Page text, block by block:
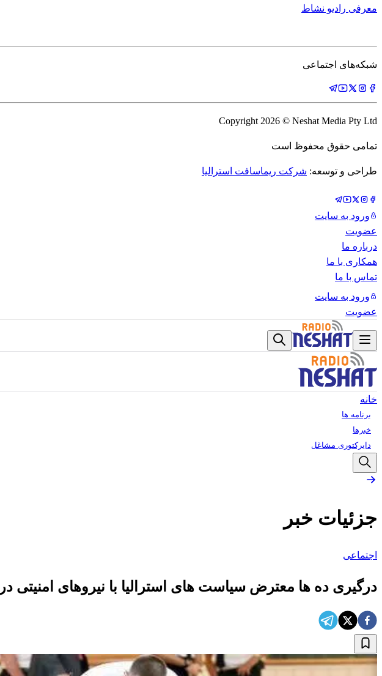
معرفی رادیو نشاط
شبکه‌های اجتماعی
Copyright 2026 © Neshat Media Pty Ltd
تمامی حقوق محفوظ است
طراحی و توسعه: شرکت ریماسافت استرالیا
ورود به سایت
عضویت
درباره ما
همکاری با ما
تماس با ما
ورود به سایت
عضویت
خانه
برنامه ها
خبرها
دایرکتوری مشاغل
جزئیات خبر
اجتماعی
درگیری ده ها معترض سیاست های استرالیا با نیروهای امنیتی در